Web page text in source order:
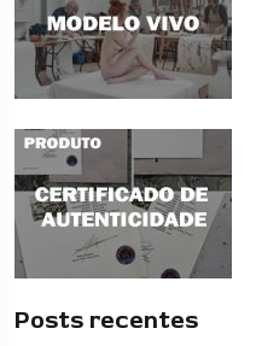
Posts recentes